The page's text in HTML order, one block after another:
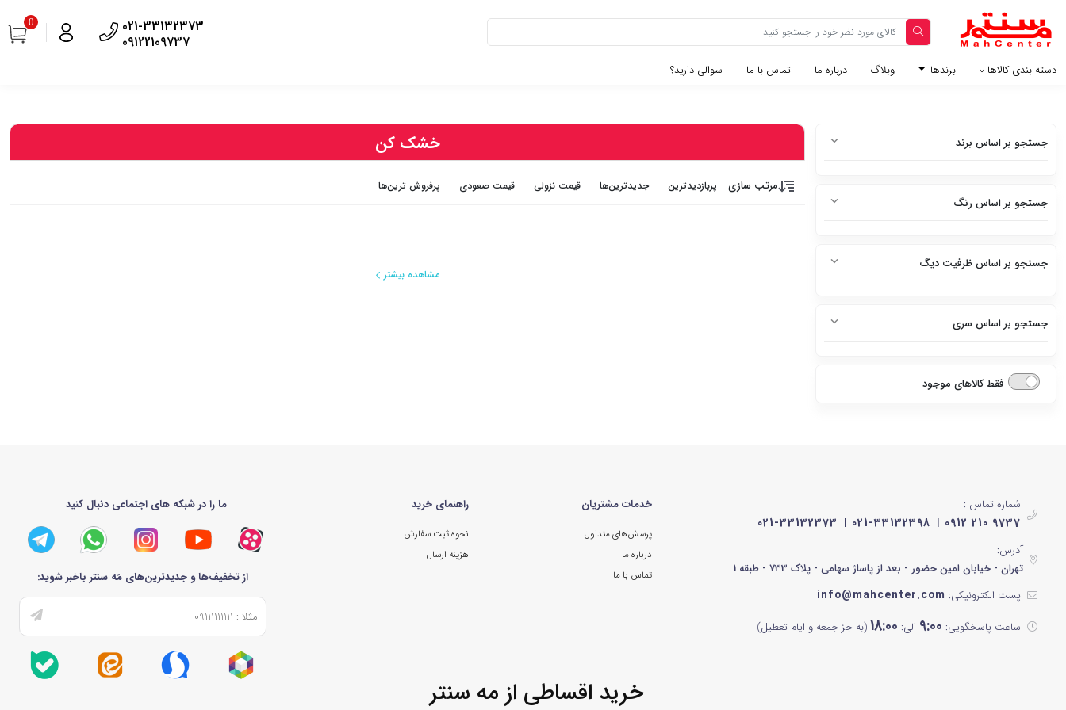
021-33132373
09122109737
0
دسته بندی کالاها برندها وبلاگ‌ درباره ما تماس با ما سوالی دارید؟
جستجو بر اساس برند
جستجو بر اساس رنگ
سفید متالیک
استیل
سفید پنل سفید
سفید پنل مشکی
نقره ای پنل مشکی
نقره ای پنل نقره ای
جستجو بر اساس ظرفیت دیگ
6 کیلوگرم
7 کیلوگرم
12 کیلوگرم
جستجو بر اساس سری
سری 7
سری 4
فقط کالاهای موجود
خشک کن
مرتب سازی پربازديدترين جديدترين‌ها قيمت نزولی قيمت صعودی پرفروش ترین‌ها
مشاهده بیشتر
شماره تماس :
0912 210 9737
021-33132398
021-33132373
آدرس:
تهران - خیابان امین حضور - بعد از پاساژ سهامی - پلاک 733 - طبقه 1
پست الکترونیکی: info@mahcenter.com
ساعت پاسخگویی: 9:00 الی: 18:00(به جز جمعه و ایام تعطیل)
خدمات مشتریان
پرسش‌های متداول
درباره ما
تماس با ما
راهنمای خرید
نحوه ثبت سفارش
هزینه ارسال
ما را در شبکه های اجتماعی دنبال کنید
از تخفیف‌ها و جدیدترین‌های مَه سنتر باخبر شوید:
خرید اقساطی از مه سنتر